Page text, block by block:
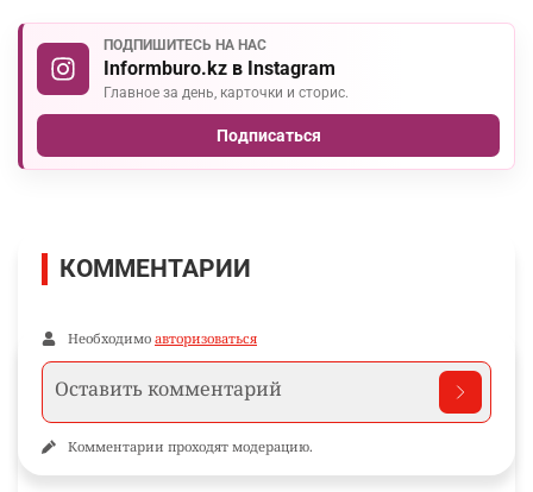
ПОДПИШИТЕСЬ НА НАС
Informburo.kz в Instagram
Главное за день, карточки и сторис.
Подписаться
КОММЕНТАРИИ
Необходимо авторизоваться
Комментарии проходят модерацию.